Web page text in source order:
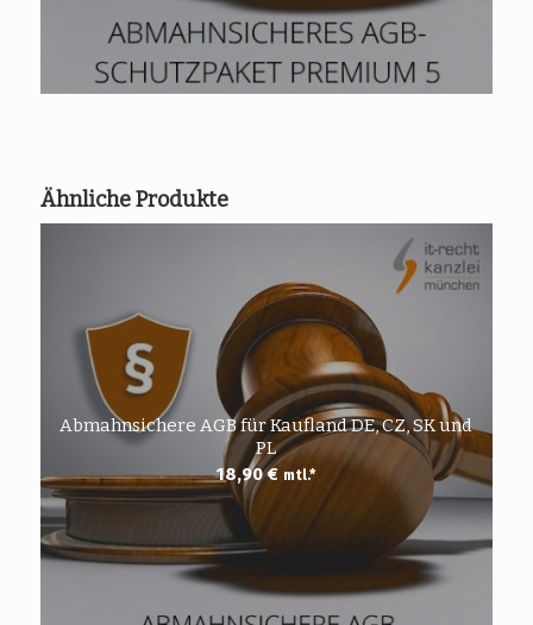
Ähnliche Produkte
Abmahnsichere AGB für Kaufland DE, CZ, SK und
PL
18,90€ mtl.*